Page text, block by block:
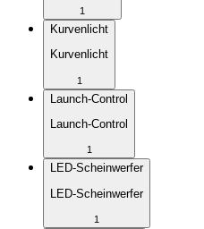
1
Kurvenlicht
Kurvenlicht
1
Launch-Control
Launch-Control
1
LED-Scheinwerfer
LED-Scheinwerfer
1